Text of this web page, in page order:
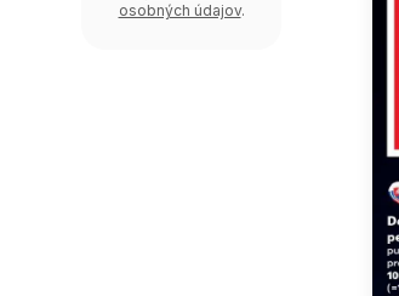
osobných údajov.